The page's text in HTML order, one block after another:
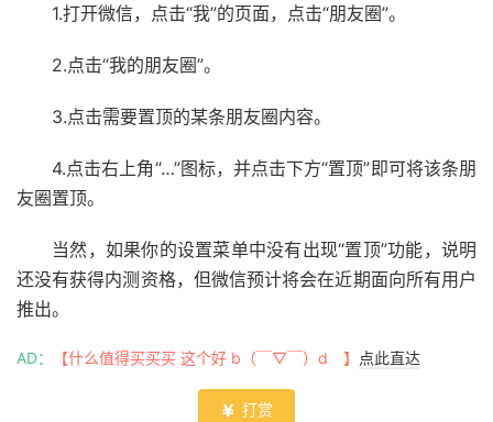
1.打开微信，点击“我”的页面，点击“朋友圈”。
2.点击“我的朋友圈”。
3.点击需要置顶的某条朋友圈内容。
4.点击右上角“…”图标，并点击下方“置顶”即可将该条朋
友圈置顶。
当然，如果你的设置菜单中没有出现“置顶”功能，说明
还没有获得内测资格，但微信预计将会在近期面向所有用户
推出。
AD： 【什么值得买买买 这个好 b（￣▽￣）d 】 点此直达
 打赏